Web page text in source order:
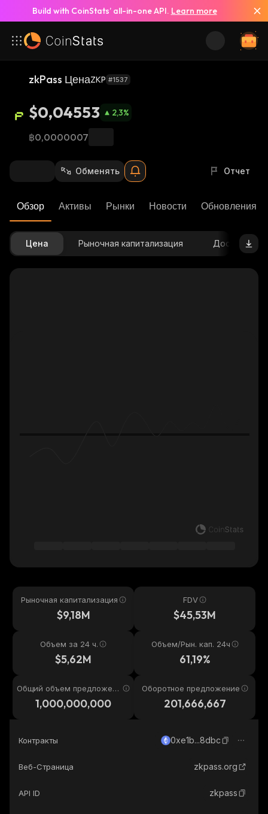
Build with CoinStats’ all-in-one API. Learn more
zkPass ЦенаZKP #1537
$0,04553 2,3%
฿0,0000007
Обменять Отчет
Обзор Активы Рынки Новости Обновления
Цена Рыночная капитализация Доступное
Рыночная капитализация
$9,18M
FDV
$45,53M
Объем за 24 ч.
$5,62M
Объем/Рын. кап. 24ч
61,19%
Общий объем предложени
1,000,000,000
Оборотное предложение
201,666,667
Контракты 0xe1b...8dbc
Веб-Страница zkpass.org
API ID zkpass